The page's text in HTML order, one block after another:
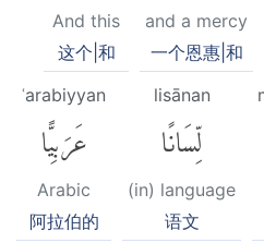
and a mercy
一个恩惠|和
And this
这个|和
lisānan
لِّسَانًا
(in) language
语文
ʿarabiyyan
عَرَبِيًّا
Arabic
阿拉伯的